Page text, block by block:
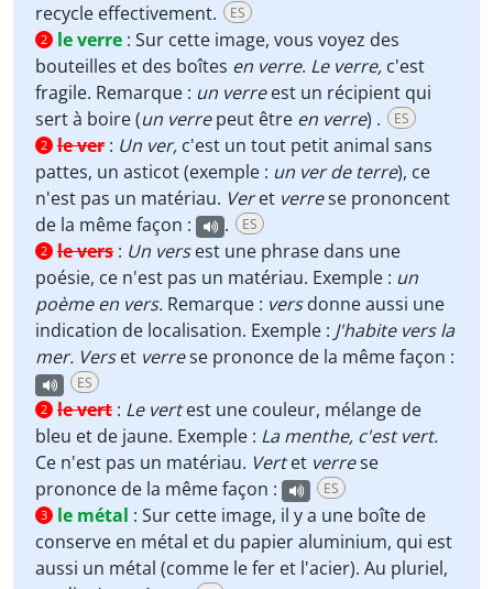
recycle effectivement.
ES
2 le verre : Sur cette image, vous voyez des
bouteilles et des boîtes en verre. Le verre, c'est
fragile. Remarque : un verreest un récipient qui
sert à boire (un verrepeut être en verre) . ES
2 le ver : Un ver, c'est un tout petit animal sans
pattes, un asticot (exemple : un ver de terre), ce
n'est pas un matériau. Veret verrese prononcent
de la même façon :
. ES
2 le vers : Un versest une phrase dans une
poésie, ce n'est pas un matériau. Exemple : un
poème en vers. Remarque : versdonne aussi une
indication de localisation. Exemple : J'habite vers la
mer. Verset verrese prononce de la même façon :
ES
2 le vert : Le vertest une couleur, mélange de
bleu et de jaune. Exemple : La menthe, c'est vert.
Ce n'est pas un matériau. Vertet verrese
prononce de la même façon :
ES
3 le métal : Sur cette image, il y a une boîte de
conserve en métal et du papier aluminium, qui est
aussi un métal (comme le fer et l'acier). Au pluriel,